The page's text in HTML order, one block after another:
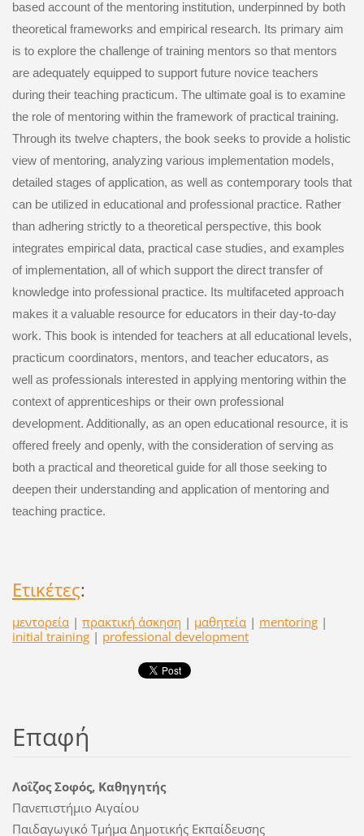
based account of the mentoring institution, underpinned by both
theoretical frameworks and empirical research. Its primary aim
is to explore the challenge of training mentors so that mentors
are adequately equipped to support future novice teachers
during their teaching practicum. The ultimate goal is to examine
the role of mentoring within the framework of practical training.
Through its twelve chapters, the book seeks to provide a holistic
view of mentoring, analyzing various implementation models,
detailed stages of application, as well as contemporary tools that
can be utilized in educational and professional practice. Rather
than adhering strictly to a theoretical perspective, this book
integrates empirical data, practical case studies, and examples
of implementation, all of which support the direct transfer of
knowledge into professional practice. Its multifaceted approach
makes it a valuable resource for educators in their day-to-day
work. This book is intended for teachers at all educational levels,
practicum coordinators, mentors, and teacher educators, as
well as professionals interested in applying mentoring within the
context of apprenticeships or their own professional
development. Additionally, as an open educational resource, it is
offered freely and openly, with the consideration of serving as
both a practical and theoretical guide for all those seeking to
deepen their understanding and application of mentoring and
teaching practice.
Ετικέτες:
μεντορεία | πρακτική άσκηση | μαθητεία | mentoring |
initial training | professional development
Επαφή
Λοΐζος Σοφός, Καθηγητής
Πανεπιστήμιο Αιγαίου
Παιδαγωγικό Τμήμα Δημοτικής Εκπαίδευσης